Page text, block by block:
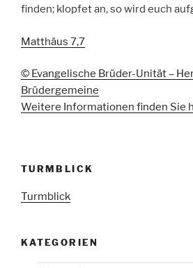
finden; klopfet an, so wird euch
Matthäus 7,7
© Evangelische Brüder-Unität –
Brüdergemeine
Weitere Informationen finden Sie
TURMBLICK
Turmblick
KATEGORIEN